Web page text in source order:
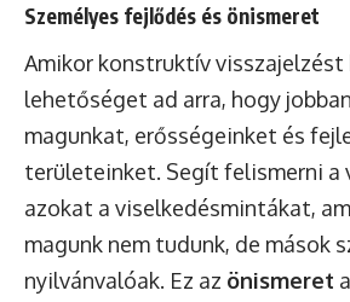
Személyes fejlődés és önismeret
Amikor konstruktív visszajelzést
lehetőséget ad arra, hogy
magunkat, erősségeinket és
területeinket. Segít felismerni a
azokat a viselkedésmintákat,
magunk nem tudunk, de mások
nyilvánvalóak. Ez az önismeret